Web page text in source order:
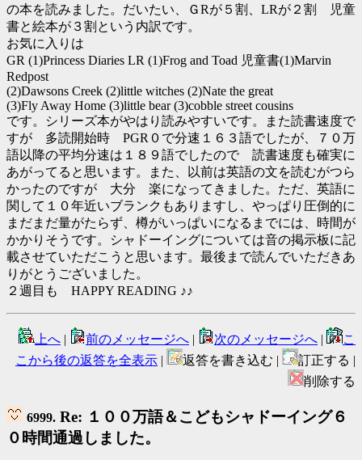
の本を読みました。だいたい、ＧRが５割、LRが２割 児童
書と絵本が３割という内訳です。
お気に入りは
GR (1)Princess Diaries LR (1)Frog and Toad 児童書(1)Marvin
Redpost
(2)Dawsons Creek (2)little witches (2)Nate the great
(3)Fly Away Home (3)little bear (3)cobble street cousins
です。シリーズ本がやはり読みやすいです。また読書速度で
すが 多読開始時 PGR０で分速１６３語でしたが、７０万
語以降の平均分速は１８９語でしたので 読書速度も確実に
あがってると思います。また、以前は英語の文を読むがつら
かったのですが 大分 楽になってきました。ただ、英語に
関して１０年近いブランクもありますし、やっぱり圧倒的に
まだまだ量がたらず、樽がいっぱいになるまでには、時間が
かかりそうです。シャドーイングについては音の掲示板に記
載させていただこうと思います。最後まで読んでいただきあ
りがとうございました。
２週目も HAPPY READING ♪♪
上へ | 前のメッセージへ | 次のメッセージへ |
こ
こから後の返答を全表示 | 返答を書き込む |
訂正する |
削除する
6999. Re: １００万語＆こどもシャドーイング６
０時間通過しました。